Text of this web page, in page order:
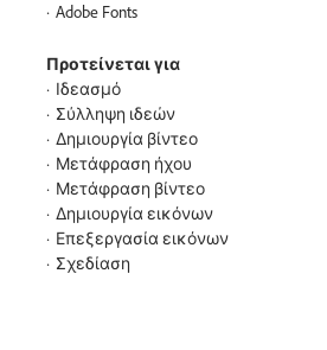
Adobe Fonts
Προτείνεται για
Ιδεασμό
Σύλληψη ιδεών
Δημιουργία βίντεο
Μετάφραση ήχου
Μετάφραση βίντεο
Δημιουργία εικόνων
Επεξεργασία εικόνων
Σχεδίαση